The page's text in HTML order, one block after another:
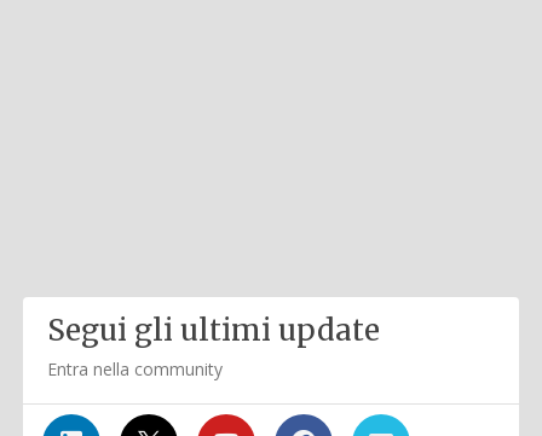
Segui gli ultimi update
Entra nella community